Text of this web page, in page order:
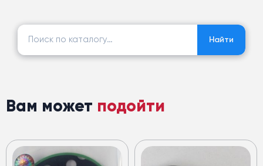
Найти:
Найти
Вам может подойти